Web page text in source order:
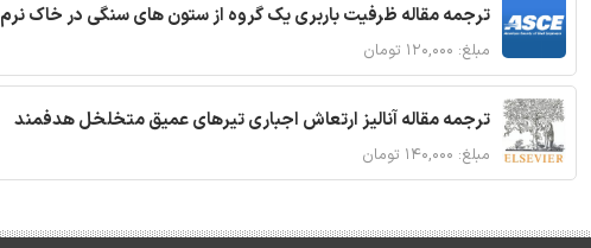
ترجمه مقاله ظرفیت باربری یک گروه از ستون های سنگی در خاک نرم
مبلغ: ۱۲۰,۰۰۰ تومان
ترجمه مقاله آنالیز ارتعاش اجباری تیرهای عمیق متخلخل هدفمند
مبلغ: ۱۴۰,۰۰۰ تومان